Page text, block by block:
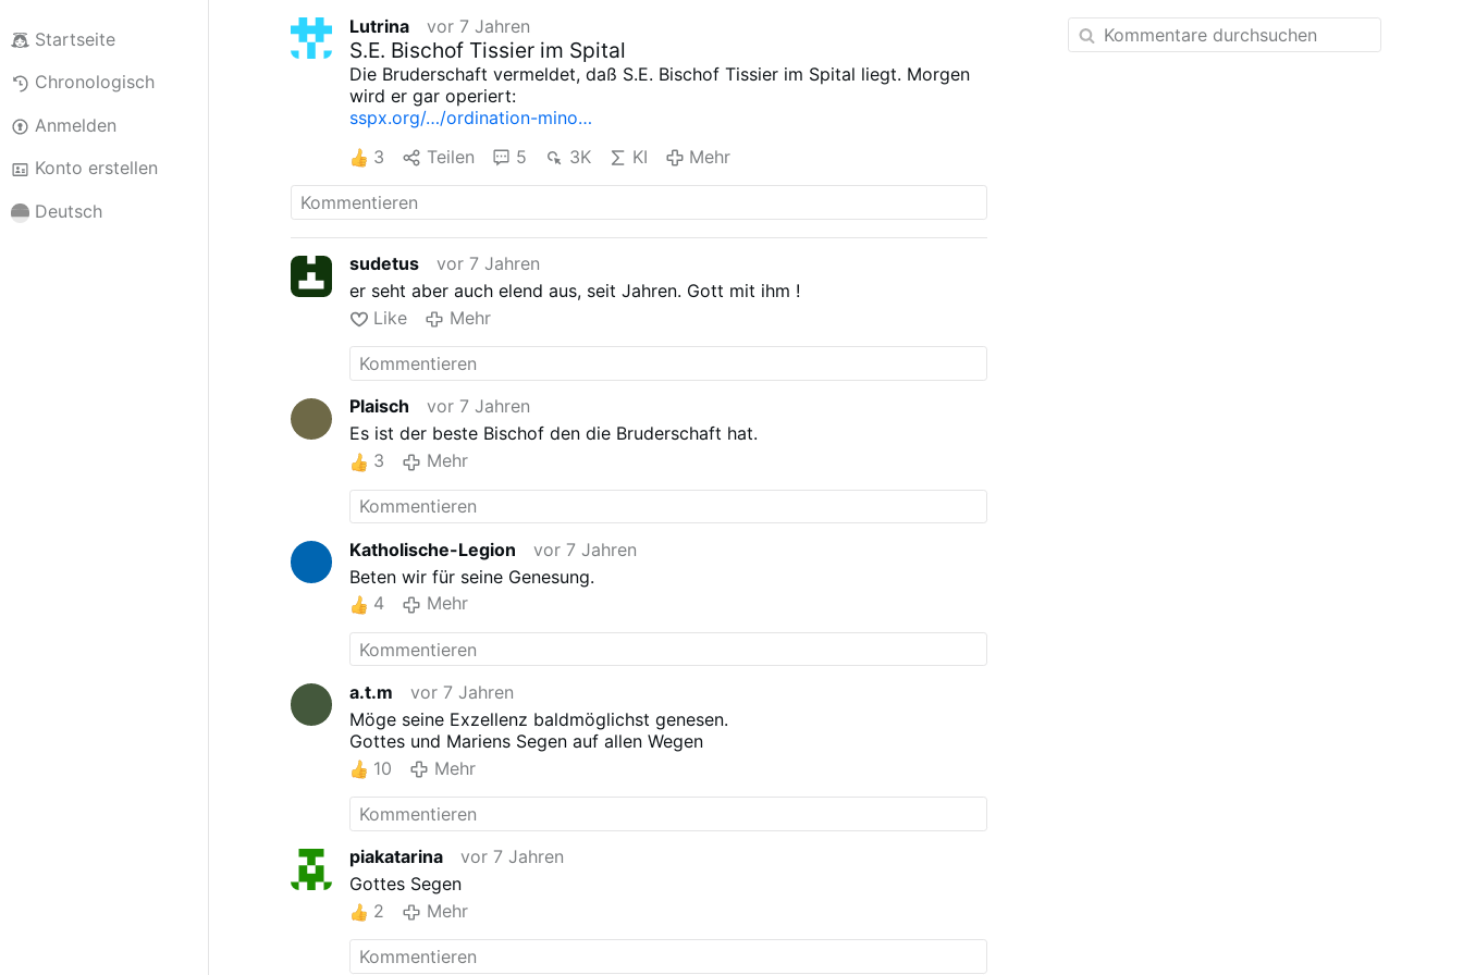
Startseite
Chronologisch
Anmelden
Konto erstellen
Deutsch
Lutrina vor 7 Jahren
S.E. Bischof Tissier im Spital
Die Bruderschaft vermeldet, daß S.E. Bischof Tissier im Spital liegt. Morgen
wird er gar operiert:
sspx.org/…/ordination-mino…
3
Teilen 5 3K KI Mehr
sudetus
vor 7 Jahren
er seht aber auch elend aus, seit Jahren. Gott mit ihm !
Like
Mehr
Plaisch
vor 7 Jahren
Es ist der beste Bischof den die Bruderschaft hat.
3
Mehr
Katholische-Legion
vor 7 Jahren
Beten wir für seine Genesung.
4
Mehr
a.t.m
vor 7 Jahren
Möge seine Exzellenz baldmöglichst genesen.
Gottes und Mariens Segen auf allen Wegen
10
Mehr
piakatarina
vor 7 Jahren
Gottes Segen
2
Mehr